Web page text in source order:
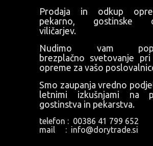
Prodaja in odkup
pekarno, gostinske
viličarjev.
Nudimo vam
brezplačno svetovanje pri
opreme za vašo
Smo zaupanja vredno
letnimi izkušnjami na
gostinstva in pekarstva.
telefon : 00386 41 799 652
mail : info@dorytrade.si